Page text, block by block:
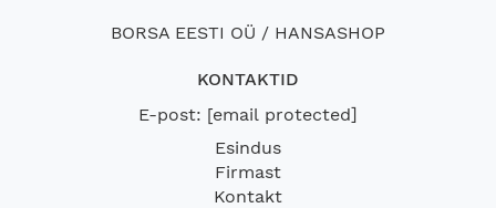
BORSA EESTI OÜ / HANSASHOP
KONTAKTID
E-post: [email protected]
Esindus
Firmast
Kontakt